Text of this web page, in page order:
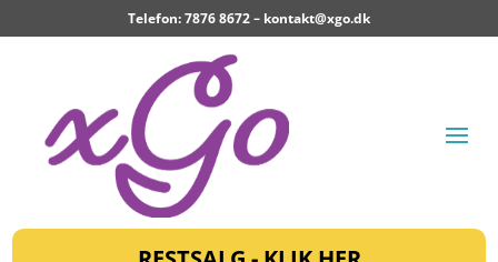
Telefon: 7876 8672 – kontakt@xgo.dk